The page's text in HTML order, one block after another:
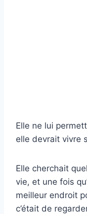
Elle ne lui
elle devrait vivre
Elle cherchait
vie, et une fois
meilleur endroit
c’était de